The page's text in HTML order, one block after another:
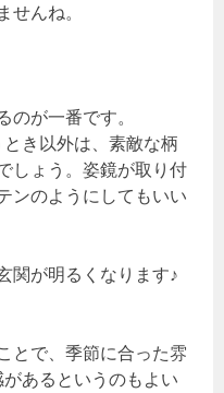
せんね。
が一番です。
き以外は、素敵な柄
しょう。姿鏡が取り付
ンのようにしてもいい
関が明るくなります♪
とで、季節に合った雰
あるというのもよい